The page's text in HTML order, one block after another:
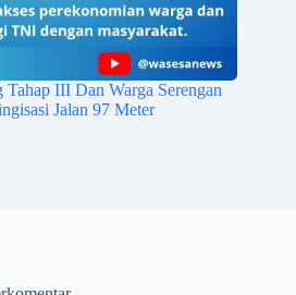
III Dan Warga Serengan
Jalan 97 Meter